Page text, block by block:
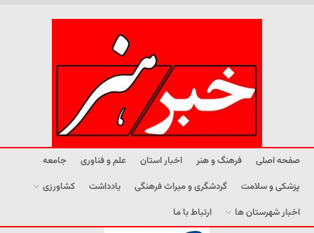
صفحه اصلی فرهنگ و هنر اخبار استان علم و فناوری
جامعه
پزشکی و سلامت
گردشگری و میراث فرهنگی یادداشت
کشاورزی
اخبار شهرستان ها
ارتباط با ما